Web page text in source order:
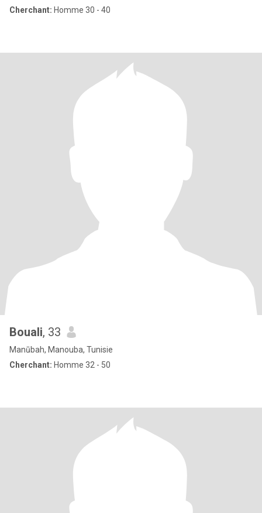
Cherchant: Homme 30 - 40
Bouali, 33
Manūbah, Manouba, Tunisie
Cherchant: Homme 32 - 50